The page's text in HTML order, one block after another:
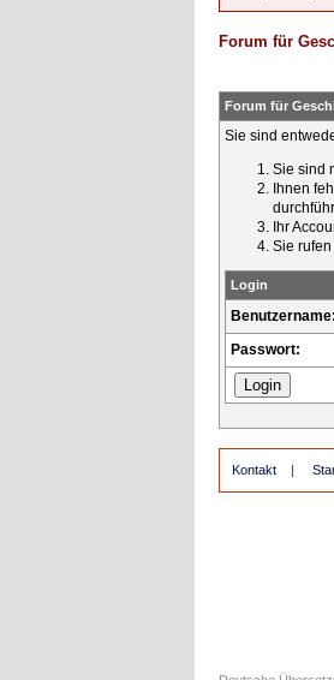
Forum für
Forum für
Sie sind
Sie sind
Ihnen
Ihr
Sie
Login
Benutzername:
Passwort:
Kontakt |